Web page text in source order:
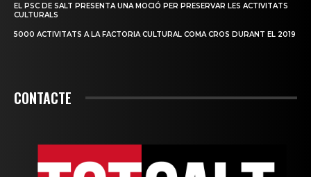
EL PSC DE SALT PRESENTA UNA MOCIÓ PER PRESERVAR LES ACTIVITATS
CULTURALS
5000 ACTIVITATS A LA FACTORIA CULTURAL COMA CROS DURANT EL 2019
CONTACTE